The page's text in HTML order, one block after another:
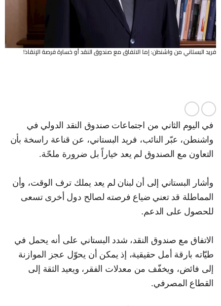
فريد البستاني من واشنطن: إما الاتفاق مع صندوق النقد أو خسارة فرصة الإنقاذ!
في اليوم الثاني من اجتماعات صندوق النقد الدولي في
واشنطن، عبّر النائب، فريد البستاني، عن قناعة راسخة بأن
التعاون مع الصندوق لم يعد خياراً بل ضرورة ملحّة.
وأشار البستاني إلى أن لبنان لم يعد يملك ترف الوقت، وأن
المماطلة قد تعني ضياع فرصته لصالح دول أخرى تسعى
للحصول على الدعم.
الاتفاق مع صندوق النقد، شدد البستاني على أنه يحمل في
طيّاته بارقة أمل حقيقية، إذ يمكن أن يحوّل عجز الموازنة
إلى فائض، ويخفّف من معدلات الفقر، ويعيد الثقة إلى
القطاع المصرفي.